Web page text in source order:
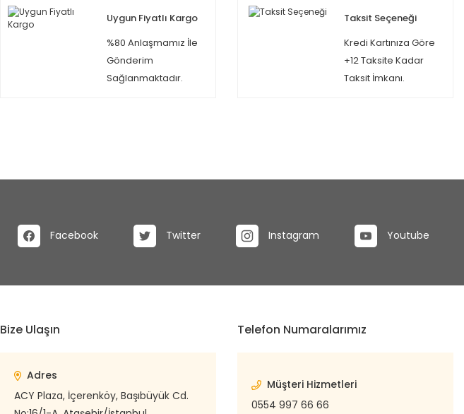
Uygun Fiyatlı Kargo
%80 Anlaşmamız İle
Gönderim
Sağlanmaktadır.
Taksit Seçeneği
Kredi Kartınıza Göre
+12 Taksite Kadar
Taksit İmkanı.
Facebook Twitter Instagram Youtube
Bize Ulaşın
Adres
ACY Plaza, İçerenköy, Başıbüyük Cd.
Telefon Numaralarımız
Müşteri Hizmetleri
0554 997 66 66